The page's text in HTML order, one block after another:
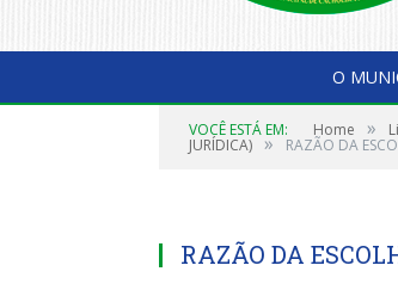
O
VOCÊ ESTÁ EM: Home »
JURÍDICA) » RAZÃO DA
RAZÃO DA